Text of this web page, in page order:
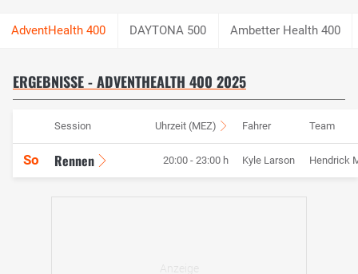
DAYTONA 500 Ambetter Health 400
ERGEBNISSE - ADVENTHEALTH 400 2025
Session Uhrzeit (MEZ) Fahrer Team
So Rennen 20:00 - 23:00 h Kyle Larson Hendrick